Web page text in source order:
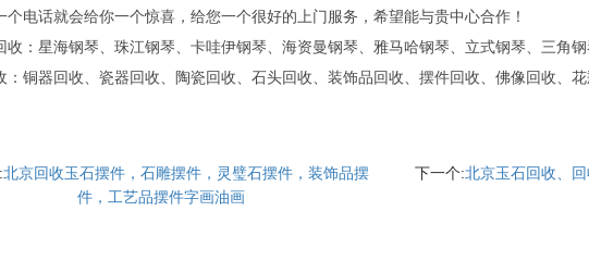
个电话就会给你一个惊喜，给您一个很好的上门服务，希望能与贵中心合作！
收：星海钢琴、珠江钢琴、卡哇伊钢琴、海资曼钢琴、雅马哈钢琴、立式钢琴、三角
：铜器回收、瓷器回收、陶瓷回收、石头回收、装饰品回收、摆件回收、佛像回收、
北京回收玉石摆件，石雕摆件，灵璧石摆件，装饰品摆
件，工艺品摆件字画油画
下一个:北京玉石回收、